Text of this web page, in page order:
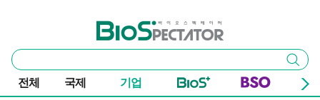
바이오스펙테이터
통
합
검
색
검색
전체 국제 기업